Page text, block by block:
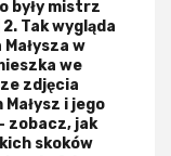
były mistrz
Tak wygląda
w
we
zdjęcia
i jego
zobacz, jak
skoków